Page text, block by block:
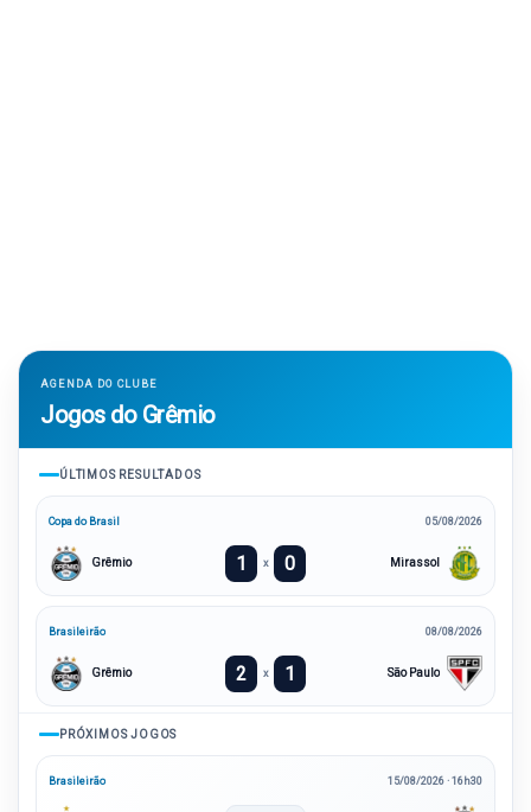
AGENDA DO CLUBE
Jogos do Grêmio
ÚLTIMOS RESULTADOS
Copa do Brasil 05/08/2026
Grêmio 1 x 0 Mirassol
Brasileirão 08/08/2026
Grêmio 2 x 1 São Paulo
PRÓXIMOS JOGOS
Brasileirão 15/08/2026 · 16h30